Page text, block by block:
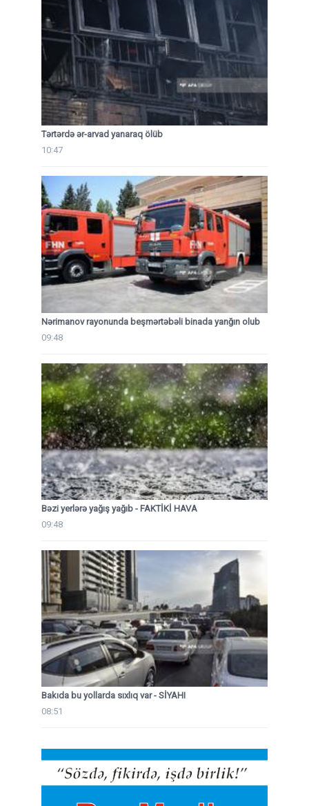
Tərtərdə ər-arvad yanaraq ölüb
10:47
Nərimanov rayonunda beşmərtəbəli binada yanğın olub
09:48
Bəzi yerlərə yağış yağıb - FAKTİKİ HAVA
09:48
Bakıda bu yollarda sıxlıq var - SİYAHI
08:51